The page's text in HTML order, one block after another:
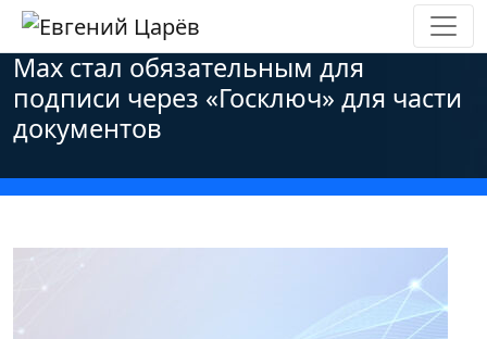
Главная»Новости»Основные новости
Мах стал обязательным для
подписи через «Госключ» для части
документов